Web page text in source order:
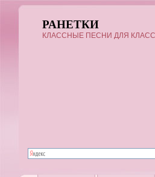
РАНЕТКИ
КЛАССНЫЕ ПЕСНИ ДЛЯ